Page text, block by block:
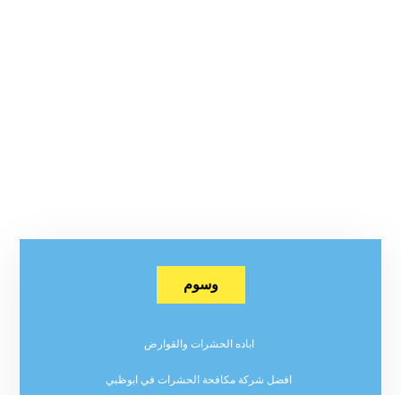
وسوم
اباده الحشرات والقوارض
افضل شركة مكافحة الحشرات في ابوظبي